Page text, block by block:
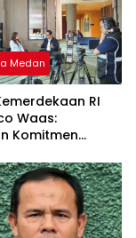
Medan
RI
Waas:
Komitmen